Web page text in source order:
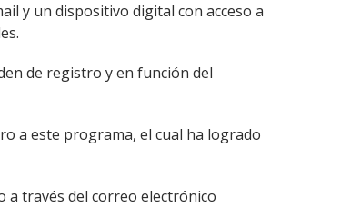
y un dispositivo digital con acceso a
de registro y en función del
a este programa, el cual ha logrado
a través del correo electrónico